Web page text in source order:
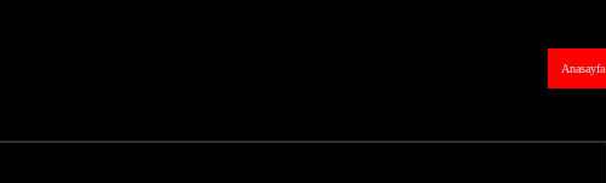
Anasayfa